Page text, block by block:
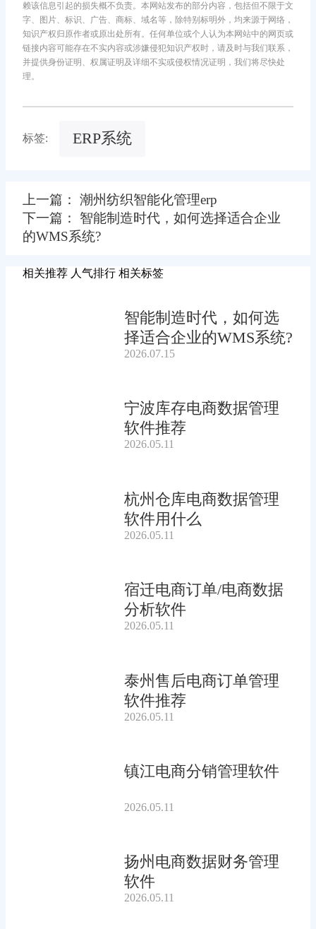
赖该信息引起的损失概不负责。本网站发布的部分内容，包括但不限于文
字、图片、标识、广告、商标、域名等，除特别标明外，均来源于网络，
知识产权归原作者或原出处所有。任何单位或个人认为本网站中的网页或
链接内容可能存在不实内容或涉嫌侵犯知识产权时，请及时与我们联系，
并提供身份证明、权属证明及详细不实或侵权情况证明，我们将尽快处
理。
标签: ERP系统
上一篇： 潮州纺织智能化管理erp
下一篇： 智能制造时代，如何选择适合企业
的WMS系统?
相关推荐 人气排行 相关标签
智能制造时代，如何选
择适合企业的WMS系统?
2026.07.15
宁波库存电商数据管理
软件推荐
2026.05.11
杭州仓库电商数据管理
软件用什么
2026.05.11
宿迁电商订单/电商数据
分析软件
2026.05.11
泰州售后电商订单管理
软件推荐
2026.05.11
镇江电商分销管理软件
2026.05.11
扬州电商数据财务管理
软件
2026.05.11